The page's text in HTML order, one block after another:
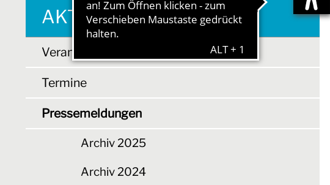
AKTUELLES & TERMINE
Veranstaltungen
Termine
Pressemeldungen
Archiv 2025
Archiv 2024